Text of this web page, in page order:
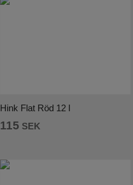
Hink Flat Röd 12 l
115 SEK